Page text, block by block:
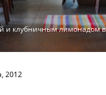
и клубничным лимонадом в
2012